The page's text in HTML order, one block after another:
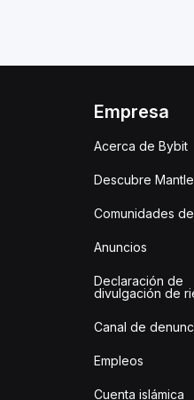
Empresa
Acerca de Bybit
Descubre Mantle
Comunidades
Anuncios
Declaración de
divulgación de
Canal de
Empleos
Cuenta islámica